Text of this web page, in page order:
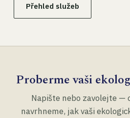
Přehled služeb
Proberme vaši
Napište nebo zavolejte —
navrhneme, jak vaši